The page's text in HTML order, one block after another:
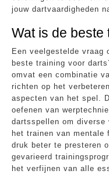
jouw dartvaardigheden
Wat is de beste
Een veelgestelde vraag
beste training voor
omvat een combinatie
richten op het
aspecten van het spel.
oefenen van
dartsspellen om diverse
het trainen van mentale
druk beter te presteren
gevarieerd
het verfijnen van alle